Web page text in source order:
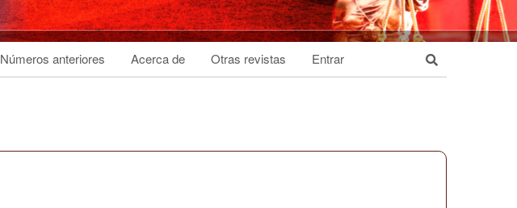
Números anteriores Acerca de Otras revistas Entrar